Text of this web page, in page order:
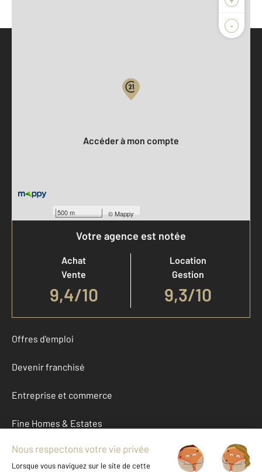
-
500 m ©Mappy
Accéder à mon compte
Votre agence est notée
Achat
Vente
9,4/10
Location
Gestion
9,3/10
Offres d'emploi
Devenir franchisé
Entreprise et commerce
Fine Homes & Estates
À propos